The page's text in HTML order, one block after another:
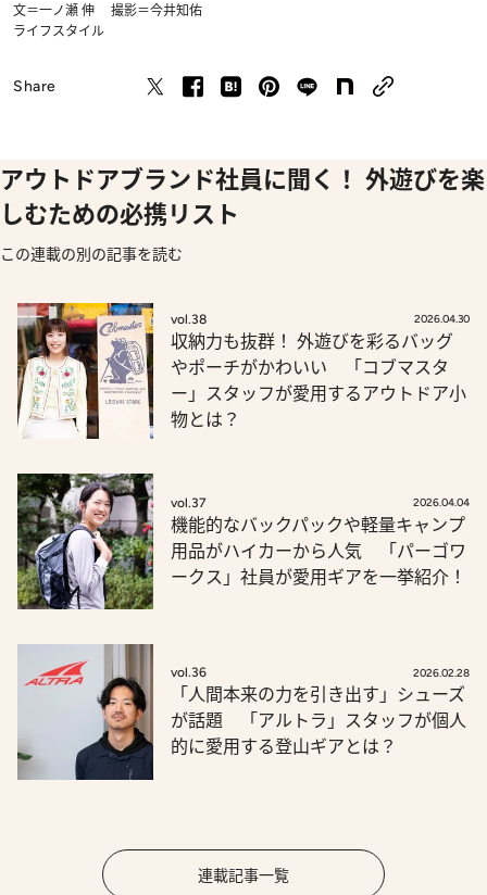
文＝一ノ瀬 伸 撮影＝今井知佑
ライフスタイル
Share
アウトドアブランド社員に聞く！ 外遊びを楽
しむための必携リスト
この連載の別の記事を読む
vol.38 2026.04.30
収納力も抜群！ 外遊びを彩るバッグ
やポーチがかわいい 「コブマスタ
ー」スタッフが愛用するアウトドア小
物とは？
vol.37 2026.04.04
機能的なバックパックや軽量キャンプ
用品がハイカーから人気 「パーゴワ
ークス」社員が愛用ギアを一挙紹介！
vol.36 2026.02.28
「人間本来の力を引き出す」シューズ
が話題 「アルトラ」スタッフが個人
的に愛用する登山ギアとは？
連載記事一覧